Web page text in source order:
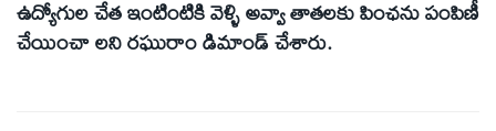
ఉద్యోగుల చేత ఇంటింటికి వెళ్ళి అవ్వా తాతలకు పింఛను పంపిణీ
చేయించా లని రఘురాం డిమాండ్‌ చేశారు.